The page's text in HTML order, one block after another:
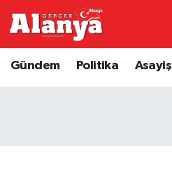
Gündem Politika Asayiş
Genel
Trafik Durumu